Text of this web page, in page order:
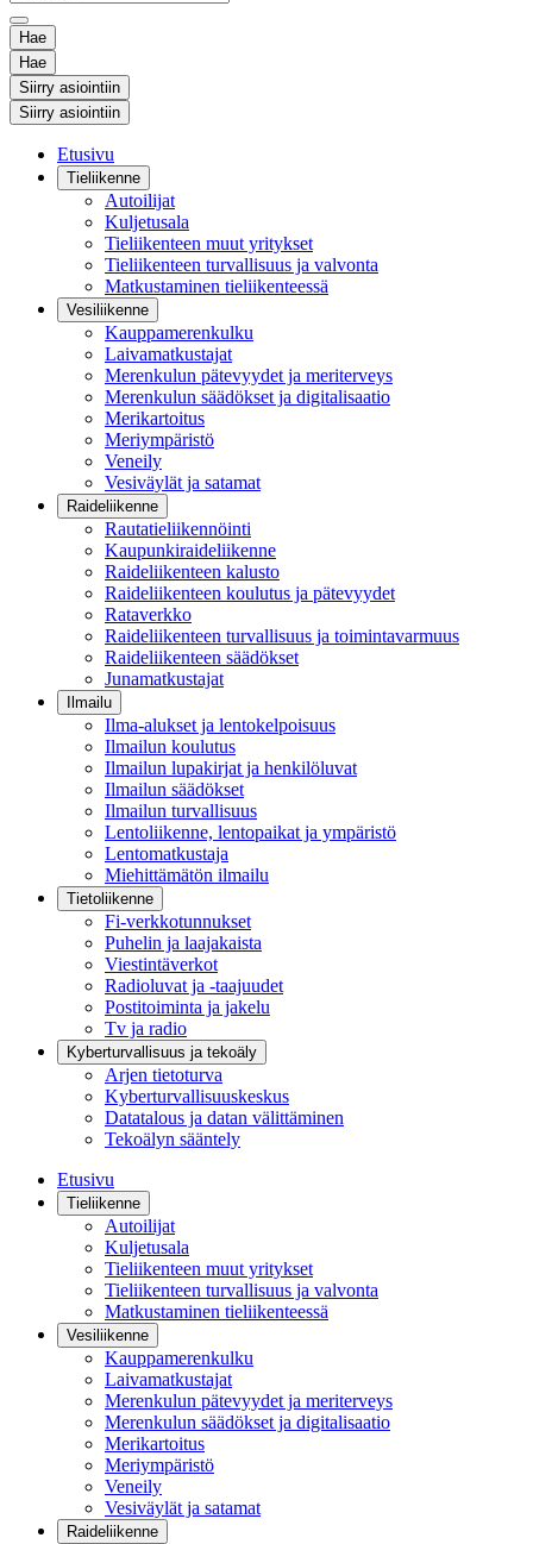
Hae
Hae
Siirry asiointiin
Siirry asiointiin
Etusivu
Tieliikenne
Autoilijat
Kuljetusala
Tieliikenteen muut yritykset
Tieliikenteen turvallisuus ja valvonta
Matkustaminen tieliikenteessä
Vesiliikenne
Kauppamerenkulku
Laivamatkustajat
Merenkulun pätevyydet ja meriterveys
Merenkulun säädökset ja digitalisaatio
Merikartoitus
Meriympäristö
Veneily
Vesiväylät ja satamat
Raideliikenne
Rautatieliikennöinti
Kaupunkiraideliikenne
Raideliikenteen kalusto
Raideliikenteen koulutus ja pätevyydet
Rataverkko
Raideliikenteen turvallisuus ja toimintavarmuus
Raideliikenteen säädökset
Junamatkustajat
Ilmailu
Ilma-alukset ja lentokelpoisuus
Ilmailun koulutus
Ilmailun lupakirjat ja henkilöluvat
Ilmailun säädökset
Ilmailun turvallisuus
Lentoliikenne, lentopaikat ja ympäristö
Lentomatkustaja
Miehittämätön ilmailu
Tietoliikenne
Fi-verkkotunnukset
Puhelin ja laajakaista
Viestintäverkot
Radioluvat ja -taajuudet
Postitoiminta ja jakelu
Tv ja radio
Kyberturvallisuus ja tekoäly
Arjen tietoturva
Kyberturvallisuuskeskus
Datatalous ja datan välittäminen
Tekoälyn sääntely
Etusivu
Tieliikenne
Autoilijat
Kuljetusala
Tieliikenteen muut yritykset
Tieliikenteen turvallisuus ja valvonta
Matkustaminen tieliikenteessä
Vesiliikenne
Kauppamerenkulku
Laivamatkustajat
Merenkulun pätevyydet ja meriterveys
Merenkulun säädökset ja digitalisaatio
Merikartoitus
Meriympäristö
Veneily
Vesiväylät ja satamat
Raideliikenne